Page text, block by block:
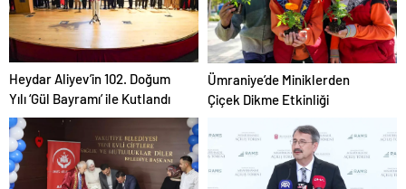
Heydar Aliyev’in 102. Doğum
Yılı ‘Gül Bayramı’ ile Kutlandı
Ümraniye’de Miniklerden
Çiçek Dikme Etkinliği